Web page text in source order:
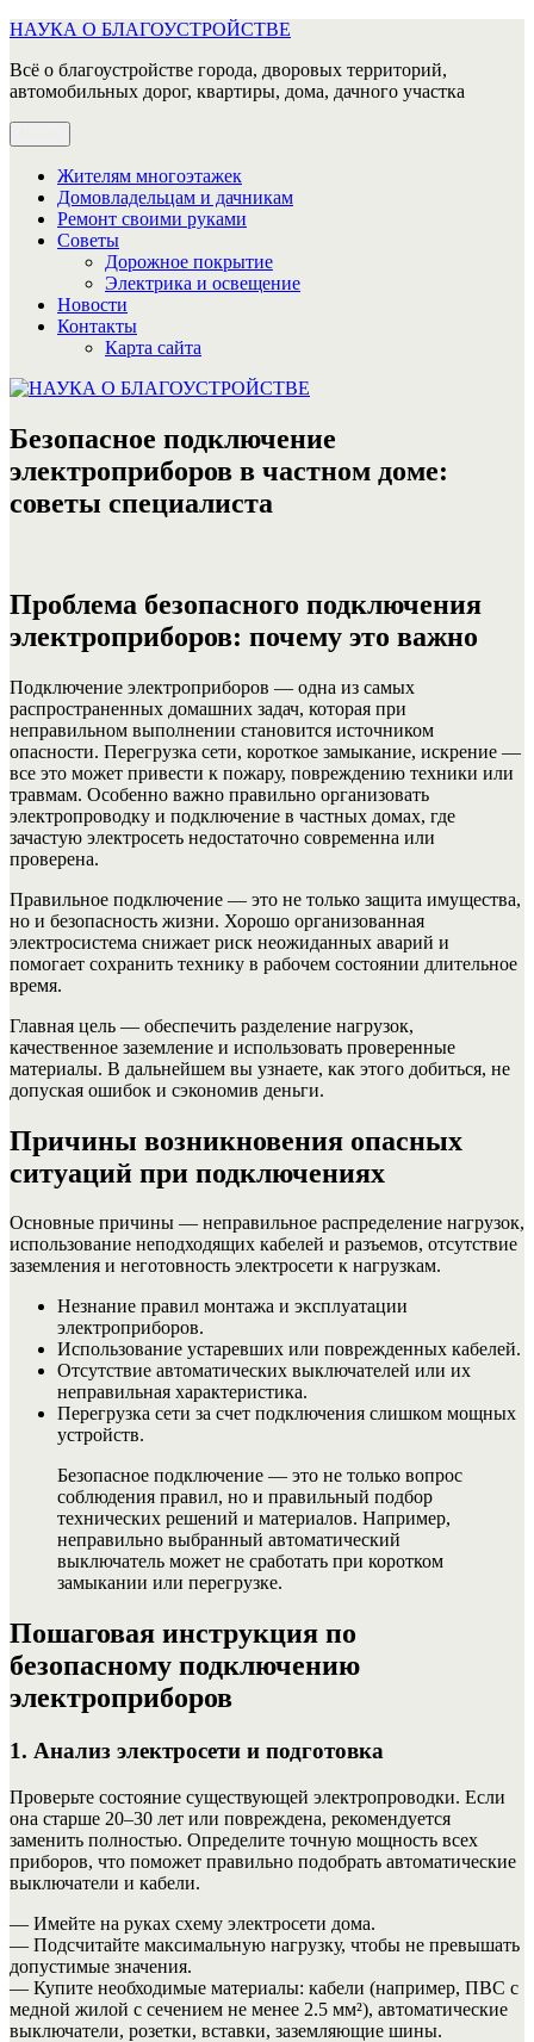
Перейти
содержимому
НАУКА О БЛАГОУСТРОЙСТВЕ
Всё о благоустройстве города, дворовых территорий,
автомобильных дорог, квартиры, дома, дачного участка
Жителям многоэтажек
Домовладельцам и дачникам
Ремонт своими руками
Советы
Дорожное покрытие
Электрика и освещение
Новости
Контакты
Карта сайта
Безопасное подключение
электроприборов в частном доме:
советы специалиста
Проблема безопасного подключения
электроприборов: почему это важно
Подключение электроприборов — одна из самых
распространенных домашних задач, которая при
неправильном выполнении становится источником
опасности. Перегрузка сети, короткое замыкание, искрение —
все это может привести к пожару, повреждению техники или
травмам. Особенно важно правильно организовать
электропроводку и подключение в частных домах, где
зачастую электросеть недостаточно современна или
проверена.
Правильное подключение — это не только защита имущества,
но и безопасность жизни. Хорошо организованная
электросистема снижает риск неожиданных аварий и
помогает сохранить технику в рабочем состоянии длительное
время.
Главная цель — обеспечить разделение нагрузок,
качественное заземление и использовать проверенные
материалы. В дальнейшем вы узнаете, как этого добиться, не
допуская ошибок и сэкономив деньги.
Причины возникновения опасных
ситуаций при подключениях
Основные причины — неправильное распределение нагрузок,
использование неподходящих кабелей и разъемов, отсутствие
заземления и неготовность электросети к нагрузкам.
Незнание правил монтажа и эксплуатации
электроприборов.
Использование устаревших или поврежденных кабелей.
Отсутствие автоматических выключателей или их
неправильная характеристика.
Перегрузка сети за счет подключения слишком мощных
устройств.
Безопасное подключение — это не только вопрос
соблюдения правил, но и правильный подбор
технических решений и материалов. Например,
неправильно выбранный автоматический
выключатель может не сработать при коротком
замыкании или перегрузке.
Пошаговая инструкция по
безопасному подключению
электроприборов
1. Анализ электросети и подготовка
Проверьте состояние существующей электропроводки. Если
она старше 20–30 лет или повреждена, рекомендуется
заменить полностью. Определите точную мощность всех
приборов, что поможет правильно подобрать автоматические
выключатели и кабели.
— Имейте на руках схему электросети дома.
— Подсчитайте максимальную нагрузку, чтобы не превышать
допустимые значения.
— Купите необходимые материалы: кабели (например, ПВС с
медной жилой с сечением не менее 2.5 мм²), автоматические
выключатели, розетки, вставки, заземляющие шины.